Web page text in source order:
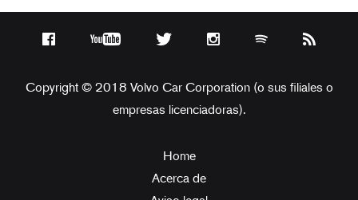
Copyright © 2018 Volvo Car Corporation (o sus filiales o
empresas licenciadoras).
Home
Acerca de